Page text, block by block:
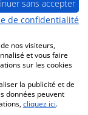
7, 34131 Kassel,
conditions
médiation de
sans accepter
de confidentialité
nos visiteurs,
et vous faire
sur les cookies
la publicité et de
données peuvent
cliquez ici.